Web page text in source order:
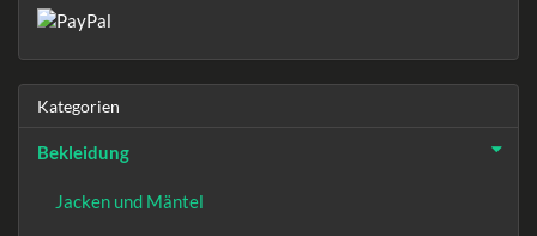
Kategorien
Bekleidung
Jacken und Mäntel